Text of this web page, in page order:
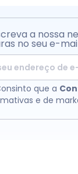
a nossa
no seu e-
que a
e de